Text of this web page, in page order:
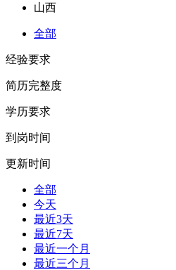
山西
全部
经验要求
简历完整度
学历要求
到岗时间
更新时间
全部
今天
最近3天
最近7天
最近一个月
最近三个月